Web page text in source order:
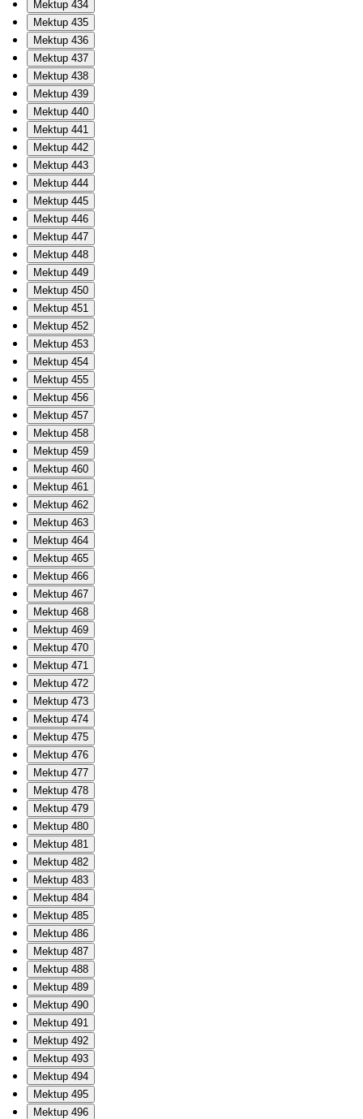
Mektup 434
Mektup 435
Mektup 436
Mektup 437
Mektup 438
Mektup 439
Mektup 440
Mektup 441
Mektup 442
Mektup 443
Mektup 444
Mektup 445
Mektup 446
Mektup 447
Mektup 448
Mektup 449
Mektup 450
Mektup 451
Mektup 452
Mektup 453
Mektup 454
Mektup 455
Mektup 456
Mektup 457
Mektup 458
Mektup 459
Mektup 460
Mektup 461
Mektup 462
Mektup 463
Mektup 464
Mektup 465
Mektup 466
Mektup 467
Mektup 468
Mektup 469
Mektup 470
Mektup 471
Mektup 472
Mektup 473
Mektup 474
Mektup 475
Mektup 476
Mektup 477
Mektup 478
Mektup 479
Mektup 480
Mektup 481
Mektup 482
Mektup 483
Mektup 484
Mektup 485
Mektup 486
Mektup 487
Mektup 488
Mektup 489
Mektup 490
Mektup 491
Mektup 492
Mektup 493
Mektup 494
Mektup 495
Mektup 496